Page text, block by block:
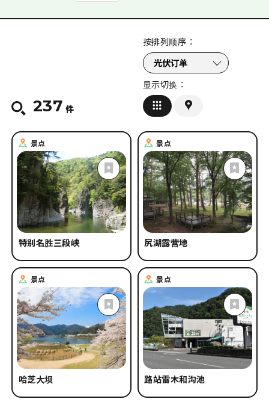
美食·酒 #世界遗产
#公园 露营场地
导游旅行
#设施参观 温泉·SPA 道之驿（休息区）
住宿设施
#春天 #夏天 #秋天 #冬天
搜索
删除条件
237 件
按排列顺序 ：
显示切换 ：
景点
特别名胜三段峡
景点
尻湖露营地
景点
哈芝大坝
景点
路站雷木和沟池